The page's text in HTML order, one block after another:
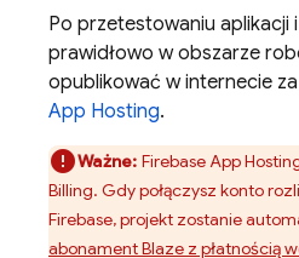
Po przetestowaniu aplikacji
prawidłowo w obszarze
opublikować w internecie
App Hosting.
Ważne: Firebase App
Billing. Gdy połączysz konto
Firebase, projekt zostanie
abonament Blaze z płatnością